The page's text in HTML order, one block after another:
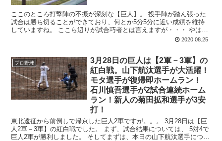
ここのところ打撃陣の不振が深刻な【巨人】。 投手陣が踏ん張った
試合は勝ち切ることができており、何とか5分5分に近い成績を維持
していますね。 ここら辺りが試合巧者とは言えますが・・・ やはり
2020.08.25
プロ野球
3月28日の巨人は【2軍－3軍】の
紅白戦。山下航汰選手が大活躍！
モタ選手が復帰即ホームラン！
石川慎吾選手が2試合連続ホーム
ラン！新人の菊田拡和選手が3安
打！
東北遠征から前倒しで帰京した巨人2軍ですが。。。 3月28日は【巨
人2軍－3軍】の紅白戦でした。 まず、試合結果については、 5対4で
巨人2軍が勝利しました。 そしてまずは、本日の山下航汰選手につい